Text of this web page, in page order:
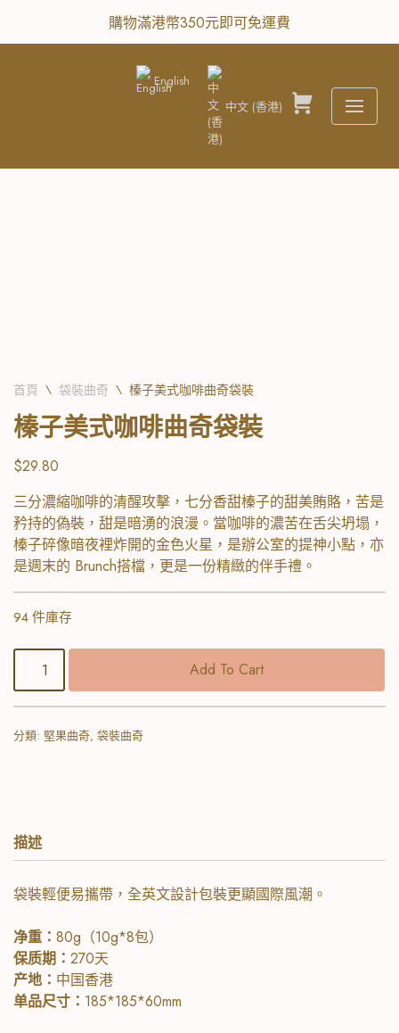
Skip
購物滿港幣350元即可免運費
English
中文 (香港)
首頁 \ 袋裝曲奇 \ 榛子美式咖啡曲奇袋裝
榛子美式咖啡曲奇袋裝
$29.80
三分濃縮咖啡的清醒攻擊，七分香甜榛子的甜美賄賂，苦是
矜持的偽裝，甜是暗湧的浪漫。當咖啡的濃苦在舌尖坍塌，
榛子碎像暗夜裡炸開的金色火星，是辦公室的提神小點，亦
是週末的 Brunch搭檔，更是一份精緻的伴手禮。
94 件庫存
Add To Cart
分類: 堅果曲奇, 袋裝曲奇
描述
袋裝輕便易攜帶，全英文設計包裝更顯國際風潮。
净重： 80g（10g*8包）
保质期： 270天
产地： 中国香港
单品尺寸： 185*185*60mm